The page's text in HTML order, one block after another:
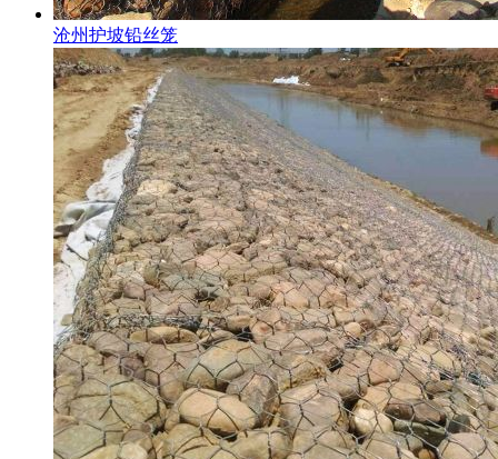
沧州护坡铅丝笼